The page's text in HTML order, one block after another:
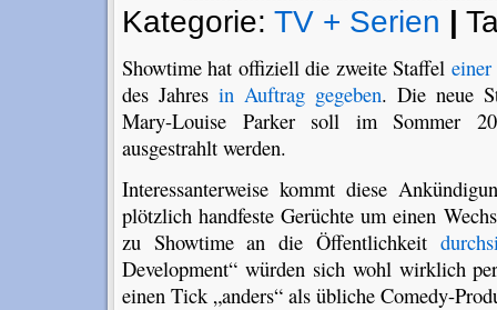
Kategorie: TV + Serien |
Showtime hat offiziell die zweite Staffel einer
des Jahres in Auftrag gegeben. Die neue
Mary-Louise Parker soll im Sommer
ausgestrahlt werden.
Interessanterweise kommt diese
plötzlich handfeste Gerüchte um einen
zu Showtime an die Öffentlichkeit
Development“ würden sich wohl wirklich
einen Tick „anders“ als übliche Comedy-